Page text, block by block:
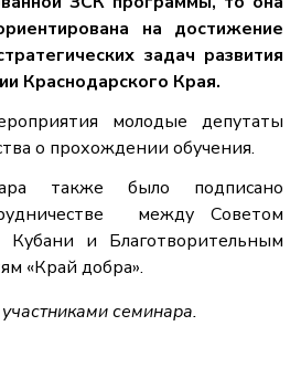
на достижение
задач развития
Краснодарского Края.
молодые депутаты
о прохождении обучения.
также было подписано
между Советом
Кубани и Благотворительным
«Край добра».
семинара.